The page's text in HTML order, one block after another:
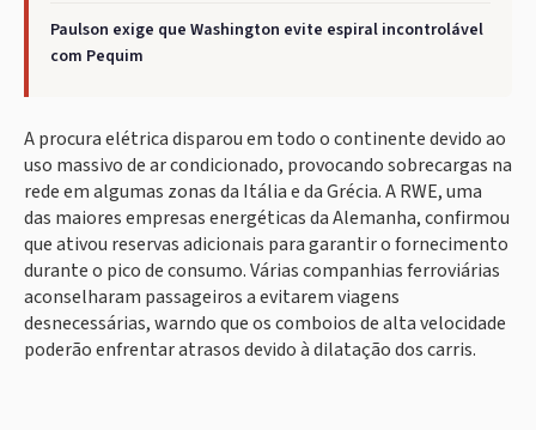
Paulson exige que Washington evite espiral incontrolável
com Pequim
A procura elétrica disparou em todo o continente devido ao
uso massivo de ar condicionado, provocando sobrecargas na
rede em algumas zonas da Itália e da Grécia. A RWE, uma
das maiores empresas energéticas da Alemanha, confirmou
que ativou reservas adicionais para garantir o fornecimento
durante o pico de consumo. Várias companhias ferroviárias
aconselharam passageiros a evitarem viagens
desnecessárias, warndo que os comboios de alta velocidade
poderão enfrentar atrasos devido à dilatação dos carris.